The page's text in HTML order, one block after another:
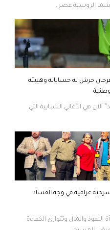
الروسية عصر...
جرش له حساباته وهيبته
الآن هي الأغاني الشبابية التي
عراقية في وجه الفساد
والمال وتتوارى الكفاءة